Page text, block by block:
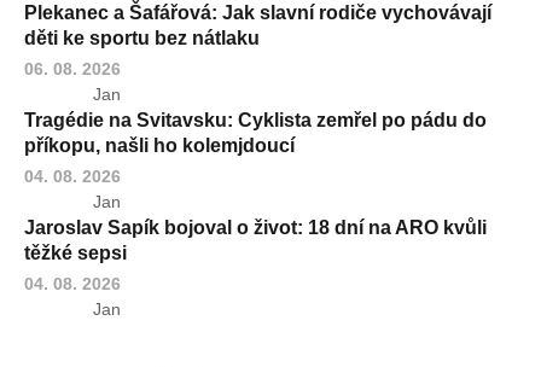
Plekanec a Šafářová: Jak slavní rodiče vychovávají
děti ke sportu bez nátlaku
06. 08. 2026
Jan
Tragédie na Svitavsku: Cyklista zemřel po pádu do
příkopu, našli ho kolemjdoucí
04. 08. 2026
Jan
Jaroslav Sapík bojoval o život: 18 dní na ARO kvůli
těžké sepsi
04. 08. 2026
Jan